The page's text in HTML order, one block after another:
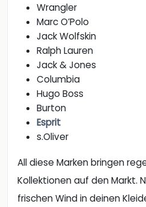
Wrangler
Marc O’Polo
Jack Wolfskin
Ralph Lauren
Jack & Jones
Columbia
Hugo Boss
Burton
Esprit
s.Oliver
All diese Marken bringen
Kollektionen auf den Markt.
frischen Wind in deinen